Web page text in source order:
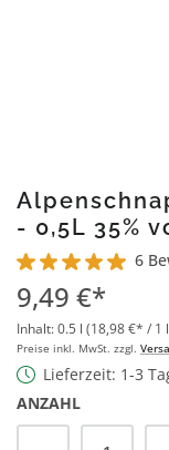
- 0,5L 35%
Durchschnittliche
6
9,49 €*
Inhalt:0.5 l (18,98 €* / 1
Preise inkl. MwSt. zzgl.
Lieferzeit: 1-3
ANZAHL
Produkt